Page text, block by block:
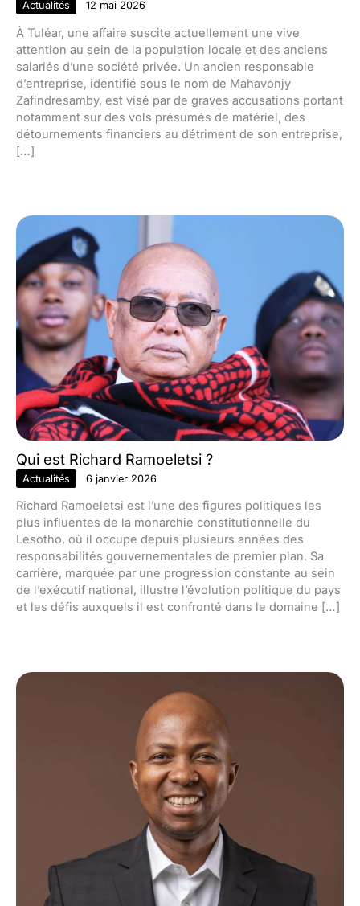
Actualités 12 mai 2026
À Tuléar, une affaire suscite actuellement une vive
attention au sein de la population locale et des anciens
salariés d’une société privée. Un ancien responsable
d’entreprise, identifié sous le nom de Mahavonjy
Zafindresamby, est visé par de graves accusations portant
notamment sur des vols présumés de matériel, des
détournements financiers au détriment de son entreprise,
[…]
Qui est Richard Ramoeletsi ?
Actualités 6 janvier 2026
Richard Ramoeletsi est l’une des figures politiques les
plus influentes de la monarchie constitutionnelle du
Lesotho, où il occupe depuis plusieurs années des
responsabilités gouvernementales de premier plan. Sa
carrière, marquée par une progression constante au sein
de l’exécutif national, illustre l’évolution politique du pays
et les défis auxquels il est confronté dans le domaine […]